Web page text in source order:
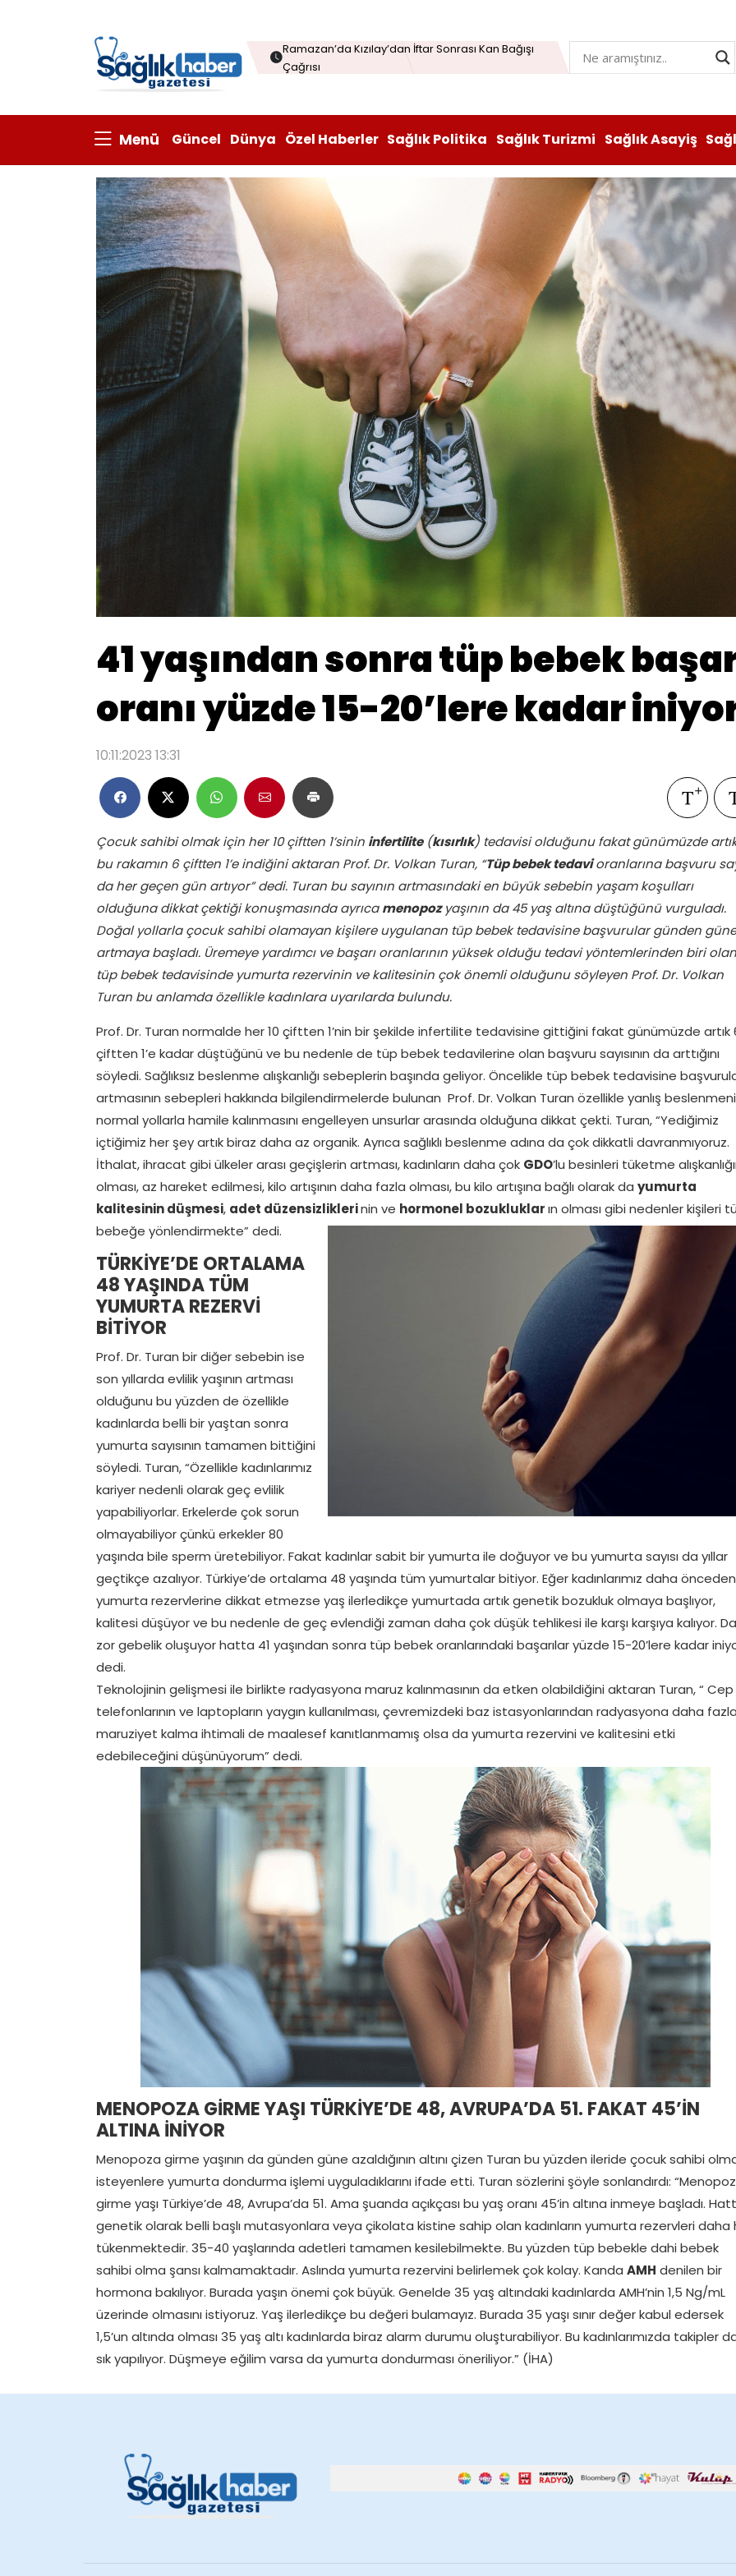
Ramazan’da Kızılay’dan İftar Sonrası Kan Bağışı
Çağrısı
Menü Güncel Dünya Özel Haberler Sağlık Politika Sağlık Turizmi Sağlık Asayiş
41 yaşından sonra tüp bebek
oranı yüzde 15-20’lere kadar
10:11:2023 13:31
Çocuk sahibi olmak için her 10 çiftten 1’sinin infertilite(kısırlık) tedavisi olduğunu fakat günümüzde
bu rakamın 6 çiftten 1’e indiğini aktaran Prof. Dr. Volkan Turan, “Tüp bebek tedavioranlarına başvuru
da her geçen gün artıyor” dedi. Turan bu sayının artmasındaki en büyük sebebin yaşam koşulları
olduğuna dikkat çektiği konuşmasında ayrıcamenopozyaşının da 45 yaş altına düştüğünü vurguladı.
Doğal yollarla çocuk sahibi olamayan kişilere uygulanan tüp bebek tedavisine başvurular günden güne
artmaya başladı. Üremeye yardımcı ve başarı oranlarının yüksek olduğu tedavi yöntemlerinden biri olan
tüp bebek tedavisinde yumurta rezervinin ve kalitesinin çok önemli olduğunu söyleyen Prof. Dr. Volkan
Turan bu anlamda özellikle kadınlara uyarılarda bulundu.
Prof. Dr. Turan normalde her 10 çiftten 1’nin bir şekilde infertilite tedavisine gittiğini fakat günümüzde artık
çiftten 1’e kadar düştüğünü ve bu nedenle de tüp bebek tedavilerine olan başvuru sayısının da arttığını
söyledi. Sağlıksız beslenme alışkanlığı sebeplerin başında geliyor. Öncelikle tüp bebek tedavisine
artmasının sebepleri hakkında bilgilendirmelerde bulunan Prof. Dr. Volkan Turan özellikle yanlış
normal yollarla hamile kalınmasını engelleyen unsurlar arasında olduğuna dikkat çekti. Turan, “Yediğimiz
içtiğimiz her şey artık biraz daha az organik. Ayrıca sağlıklı beslenme adına da çok dikkatli davranmıyoruz.
İthalat, ihracat gibi ülkeler arası geçişlerin artması, kadınların daha çok GDO’lu besinleri tüketme
olması, az hareket edilmesi, kilo artışının daha fazla olması, bu kilo artışına bağlı olarak da yumurta
kalitesinin düşmesi, adet düzensizliklerinin ve hormonel bozuklukların olması gibi nedenler kişileri
bebeğe yönlendirmekte” dedi.
TÜRKİYE’DE ORTALAMA
48 YAŞINDA TÜM
YUMURTA REZERVİ
BİTİYOR
Prof. Dr. Turan bir diğer sebebin ise
son yıllarda evlilik yaşının artması
olduğunu bu yüzden de özellikle
kadınlarda belli bir yaştan sonra
yumurta sayısının tamamen bittiğini
söyledi. Turan, “Özellikle kadınlarımız
kariyer nedenli olarak geç evlilik
yapabiliyorlar. Erkelerde çok sorun
olmayabiliyor çünkü erkekler 80
yaşında bile sperm üretebiliyor. Fakat kadınlar sabit bir yumurta ile doğuyor ve bu yumurta sayısı da yıllar
geçtikçe azalıyor. Türkiye’de ortalama 48 yaşında tüm yumurtalar bitiyor. Eğer kadınlarımız daha önceden
yumurta rezervlerine dikkat etmezse yaş ilerledikçe yumurtada artık genetik bozukluk olmaya başlıyor,
kalitesi düşüyor ve bu nedenle de geç evlendiği zaman daha çok düşük tehlikesi ile karşı karşıya kalıyor.
zor gebelik oluşuyor hatta 41 yaşından sonra tüp bebek oranlarındaki başarılar yüzde 15-20’lere kadar
dedi.
Teknolojinin gelişmesi ile birlikte radyasyona maruz kalınmasının da etken olabildiğini aktaran Turan, “ Cep
telefonlarının ve laptopların yaygın kullanılması, çevremizdeki baz istasyonlarından radyasyona daha fazla
maruziyet kalma ihtimali de maalesef kanıtlanmamış olsa da yumurta rezervini ve kalitesini etki
edebileceğini düşünüyorum” dedi.
MENOPOZA GİRME YAŞI TÜRKİYE’DE 48, AVRUPA’DA 51. FAKAT 45’İN
ALTINA İNİYOR
Menopoza girme yaşının da günden güne azaldığının altını çizen Turan bu yüzden ileride çocuk sahibi
isteyenlere yumurta dondurma işlemi uyguladıklarını ifade etti. Turan sözlerini şöyle sonlandırdı:
girme yaşı Türkiye’de 48, Avrupa’da 51. Ama şuanda açıkçası bu yaş oranı 45’in altına inmeye başladı.
genetik olarak belli başlı mutasyonlara veya çikolata kistine sahip olan kadınların yumurta rezervleri daha
tükenmektedir. 35-40 yaşlarında adetleri tamamen kesilebilmekte. Bu yüzden tüp bebekle dahi bebek
sahibi olma şansı kalmamaktadır. Aslında yumurta rezervini belirlemek çok kolay. Kanda AMH denilen bir
hormona bakılıyor. Burada yaşın önemi çok büyük. Genelde 35 yaş altındaki kadınlarda AMH’nin 1,5 Ng/mL
üzerinde olmasını istiyoruz. Yaş ilerledikçe bu değeri bulamayız. Burada 35 yaşı sınır değer kabul edersek
1,5’un altında olması 35 yaş altı kadınlarda biraz alarm durumu oluşturabiliyor. Bu kadınlarımızda takipler
sık yapılıyor. Düşmeye eğilim varsa da yumurta dondurması öneriliyor.” (İHA)